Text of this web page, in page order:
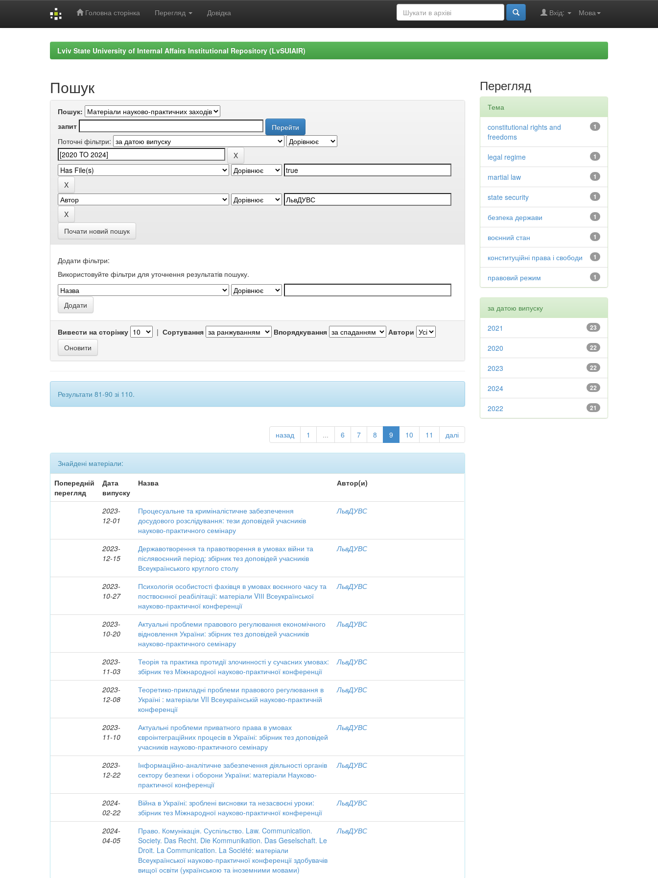
Головна сторінка Перегляд Довідка Мова
Вхід:
Lviv State University of Internal Affairs Institutional Repository (LvSUIAIR)
Пошук
Пошук:
запит
Поточні фільтри:
Почати новий пошук
Додати фільтри:
Використовуйте фільтри для уточнення результатів пошуку.
Вивести на сторінку | Сортування Впорядкування Автори
Результати 81-90 зі 110.
назад 1 ... 6 7 8 9 10 11 далі
Знайдені матеріали:
Попередній
перегляд
Дата
випуску
Назва Автор(и)
2023-
12-01
Процесуальне та криміналістичне забезпечення
досудового розслідування: тези доповідей учасників
науково-практичного семінару
ЛьвДУВС
2023-
12-15
Державотворення та правотворення в умовах війни та
післявоєнний період: збірник тез доповідей учасників
Всеукраїнського круглого столу
ЛьвДУВС
2023-
10-27
Психологія особистості фахівця в умовах воєнного часу та
поствоєнної реабілітації: матеріали VІІІ Всеукраїнської
науково-практичної конференції
ЛьвДУВС
2023-
10-20
Актуальні проблеми правового регулювання економічного
відновлення України: збірник тез доповідей учасників
науково-практичного семінару
ЛьвДУВС
2023-
11-03
Теорія та практика протидії злочинності у сучасних умовах:
збірник тез Міжнародної науково-практичної конференції
ЛьвДУВС
2023-
12-08
Теоретико-прикладні проблеми правового регулювання в
Україні : матеріали VII Всеукраїнській науково-практичній
конференції
ЛьвДУВС
2023-
11-10
Актуальні проблеми приватного права в умовах
євроінтеграційних процесів в Україні: збірник тез доповідей
учасників науково-практичного семінару
ЛьвДУВС
2023-
12-22
Інформаційно-аналітичне забезпечення діяльності органів
сектору безпеки і оборони України: матеріали Науково-
практичної конференції
ЛьвДУВС
2024-
02-22
Війна в Україні: зроблені висновки та незасвоєні уроки:
збірник тез Міжнародної науково-практичної конференції
ЛьвДУВС
2024-
04-05
Право. Комунікація. Суспільство. Law. Communication.
Society. Das Recht. Die Kommunikation. Das Geselschaft. Le
Droit. La Communication. La Société: матеріали
Всеукраїнської науково-практичної конференції здобувачів
вищої освіти (українською та іноземними мовами)
ЛьвДУВС
Перегляд
Тема
1
constitutional rights and
freedoms
1
legal regime
1
martial law
1
state security
1
безпека держави
1
воєнний стан
1
конституційні права і свободи
1
правовий режим
за датою випуску
23
2021
22
2020
22
2023
22
2024
21
2022